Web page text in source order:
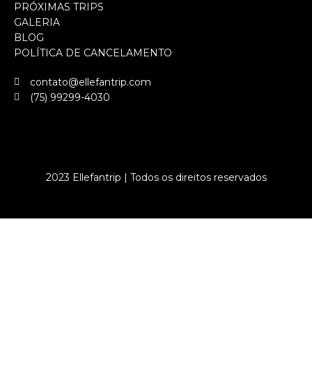
PRÓXIMAS TRIPS
GALERIA
BLOG
POLÍTICA DE CANCELAMENTO
contato@ellefantrip.com
(75) 99299-4030
2023 Ellefantrip | Todos os direitos reservados